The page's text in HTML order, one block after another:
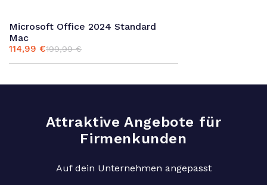
Microsoft Office 2024 Standard
Mac
199,99€
Ursprünglicher
Preis
199,99 €
114,99 €
Aktueller
Preis
114,99 €.
Attraktive Angebote für
Firmenkunden
Auf dein Unternehmen angepasst